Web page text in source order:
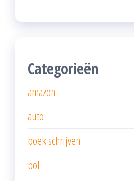
Categorieën
amazon
auto
boek schrijven
bol